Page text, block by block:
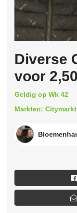
Diverse
voor
Geldig op Wk 42
Markten: